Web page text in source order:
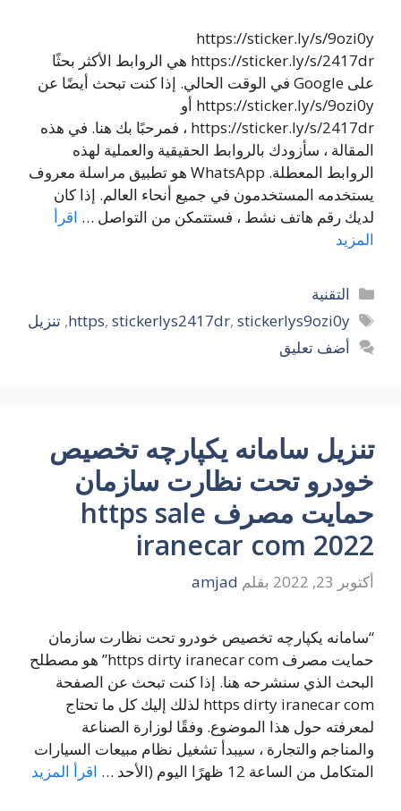
https://sticker.ly/s/9ozi0y
https://sticker.ly/s/2417dr هي الروابط الأكثر بحثًا
على Google في الوقت الحالي. إذا كنت تبحث أيضًا عن
https://sticker.ly/s/9ozi0y أو
https://sticker.ly/s/2417dr ، فمرحبًا بك هنا. في هذه
المقالة ، سأزودك بالروابط الحقيقية والعملية لهذه
الروابط المعطلة. WhatsApp هو تطبيق مراسلة معروف
يستخدمه المستخدمون في جميع أنحاء العالم. إذا كان
لديك رقم هاتف نشط ، فستتمكن من التواصل … اقرأ
المزيد
التصنيفات
التقنية
الوسوم
https, stickerlys2417dr, stickerlys9ozi0y
,تنزيل
أضف تعليق
تنزيل سامانه یکپارچه تخصیص
خودرو تحت نظارت سازمان
حمایت مصرف https sale
iranecar com 2022
أكتوبر 23, 2022 بقلم amjad
“سامانه یکپارچه تخصیص خودرو تحت نظارت سازمان
حمایت مصرف https dirty iranecar com” هو مصطلح
البحث الذي سنشرحه هنا. إذا كنت تبحث عن الصفحة
https dirty iranecar com لذلك إليك كل ما تحتاج
لمعرفته حول هذا الموضوع. وفقًا لوزارة الصناعة
والمناجم والتجارة ، سيبدأ تشغيل نظام مبيعات السيارات
المتكامل من الساعة 12 ظهرًا اليوم (الأحد …
اقرأ المزيد